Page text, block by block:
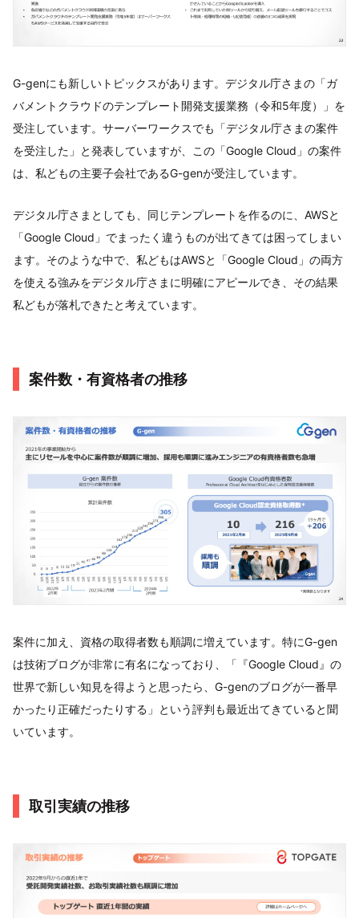
G-genにも新しいトピックスがあります。デジタル庁さまの「ガ
バメントクラウドのテンプレート開発支援業務（令和5年度）」を
受注しています。サーバーワークスでも「デジタル庁さまの案件
を受注した」と発表していますが、この「Google Cloud」の案件
は、私どもの主要子会社であるG-genが受注しています。
デジタル庁さまとしても、同じテンプレートを作るのに、AWSと
「Google Cloud」でまったく違うものが出てきては困ってしまい
ます。そのような中で、私どもはAWSと「Google Cloud」の両方
を使える強みをデジタル庁さまに明確にアピールでき、その結果
私どもが落札できたと考えています。
案件数・有資格者の推移
案件に加え、資格の取得者数も順調に増えています。特にG-gen
は技術ブログが非常に有名になっており、「『Google Cloud』の
世界で新しい知見を得ようと思ったら、G-genのブログが一番早
かったり正確だったりする」という評判も最近出てきていると聞
いています。
取引実績の推移